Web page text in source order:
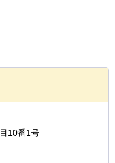
10番1号